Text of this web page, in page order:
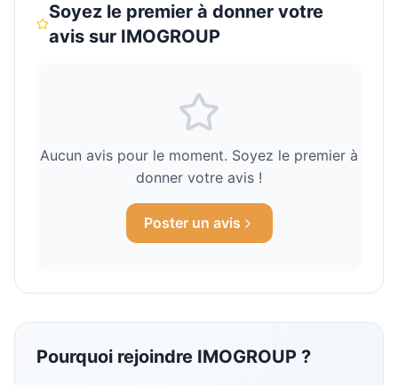
Soyez le premier à donner votre
avis sur IMOGROUP
Aucun avis pour le moment. Soyez le premier à
donner votre avis !
Poster un avis
Pourquoi rejoindre IMOGROUP ?